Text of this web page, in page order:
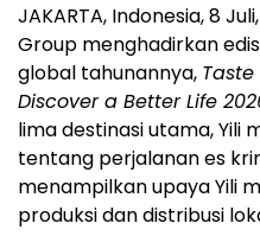
JAKARTA, Indonesia,8
Group menghadirkan
global tahunannya,
Discover a Better Life
lima destinasi utama, Yili
tentang perjalanan es
menampilkan upaya Yili
produksi dan distribusi